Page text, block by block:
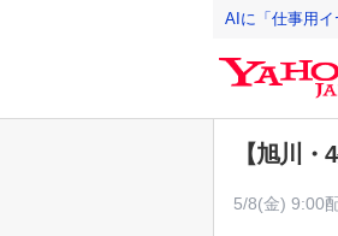
AIに「仕事用イ
【旭川
5/8(金) 9:00